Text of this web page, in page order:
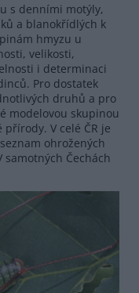
s denními motýly,
a blanokřídlých k
hmyzu u
velikosti,
i determinaci
Pro dostatek
druhů a pro
modelovou skupinou
V celé ČR je
ohrožených
Čechách